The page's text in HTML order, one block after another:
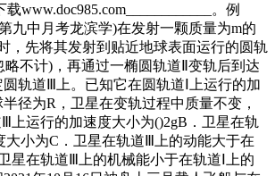
www.doc985.com____________。例
九中月考龙滨学)在发射一颗质量为m的
，先将其发射到贴近地球表面运行的圆轨
略不计)，再通过一椭圆轨道Ⅱ变轨后到达
轨道Ⅲ上。已知它在圆轨道Ⅰ上运行的加
径为R，卫星在变轨过程中质量不变，
上运行的加速度大小为()2gB．卫星在轨
小为C．卫星在轨道Ⅲ上的动能大于在
星在轨道Ⅲ上的机械能小于在轨道Ⅰ上的